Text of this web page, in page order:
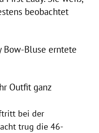
beobachtet
Bow-Bluse erntete
Outfit ganz
bei der
trug die 46-